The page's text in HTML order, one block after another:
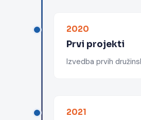
2020
Prvi projekti
Izvedba prvih
2021